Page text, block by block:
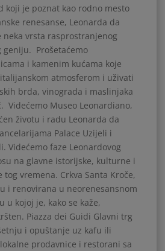
koji je poznat kao rodno mesto
renesanse, Leonarda da
neka vrsta rasprostranjenog
geniju. Prošetaćemo
i kamenim kućama koje
atmosferom i uživati
brda, vinograda i maslinjaka
Videćemo Museo Leonardiano,
životu i radu Leonarda da
Palace Uzijeli i
Videćemo faze Leonardovog
na glavne istorijske, kulturne i
vremena. Crkva Santa Kroče,
i renovirana u neorenesansnom
u kojoj je, kako se kaže,
Piazza dei Guidi Glavni trg
i opuštanje uz kafu ili
prodavnice i restorani sa